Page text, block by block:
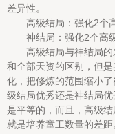
差异性。
高级结局：强化2个高
神结局：强化2个高级
高级结局与神结局的
和全部天资的区别，但
化，把修炼的范围缩小
级结局优秀还是神结局
是平等的，而且，高级
就是培养童工数量的差距